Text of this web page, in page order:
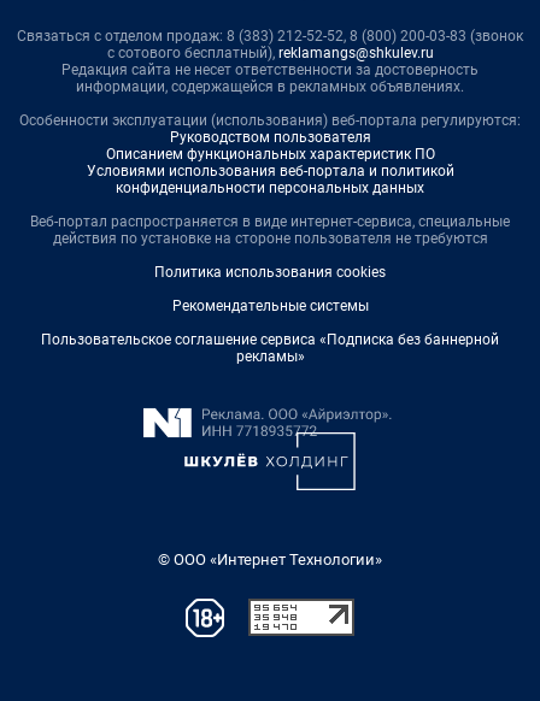
Связаться с отделом продаж: 8 (383) 212-52-52, 8 (800) 200-03-83 (звонок
с сотового бесплатный), reklamangs@shkulev.ru
Редакция сайта не несет ответственности за достоверность
информации, содержащейся в рекламных объявлениях.
Особенности эксплуатации (использования) веб-портала регулируются:
Руководством пользователя
Описанием функциональных характеристик ПО
Условиями использования веб-портала и политикой
конфиденциальности персональных данных
Веб-портал распространяется в виде интернет-сервиса, специальные
действия по установке на стороне пользователя не требуются
Политика использования cookies
Рекомендательные системы
Пользовательское соглашение сервиса «Подписка без баннерной
рекламы»
© ООО «Интернет Технологии»